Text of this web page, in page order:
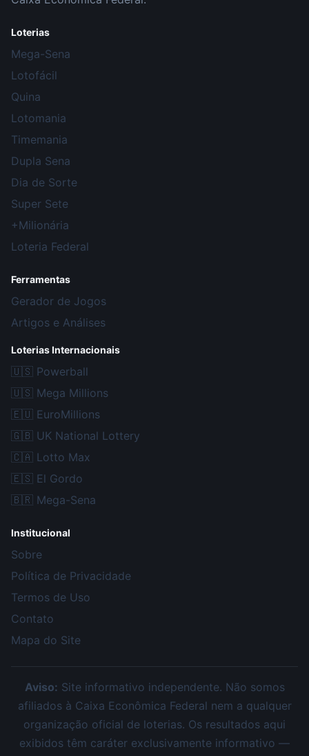
Loterias
Mega-Sena
Lotofácil
Quina
Lotomania
Timemania
Dupla Sena
Dia de Sorte
Super Sete
+Milionária
Loteria Federal
Ferramentas
Gerador de Jogos
Artigos e Análises
Loterias Internacionais
🇺🇸 Powerball
🇺🇸 Mega Millions
🇪🇺 EuroMillions
🇬🇧 UK National Lottery
🇨🇦 Lotto Max
🇪🇸 El Gordo
🇧🇷 Mega-Sena
Institucional
Sobre
Política de Privacidade
Termos de Uso
Contato
Mapa do Site
Aviso: Site informativo independente. Não somos
afiliados à Caixa Econômica Federal nem a qualquer
organização oficial de loterias. Os resultados aqui
exibidos têm caráter exclusivamente informativo —